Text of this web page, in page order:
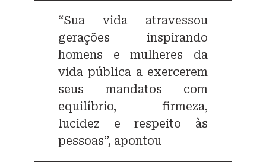
“Sua vida atravessou
gerações inspirando
homens e mulheres da
vida pública a exercerem
seus mandatos com
equilíbrio, firmeza,
lucidez e respeito às
pessoas”, apontou